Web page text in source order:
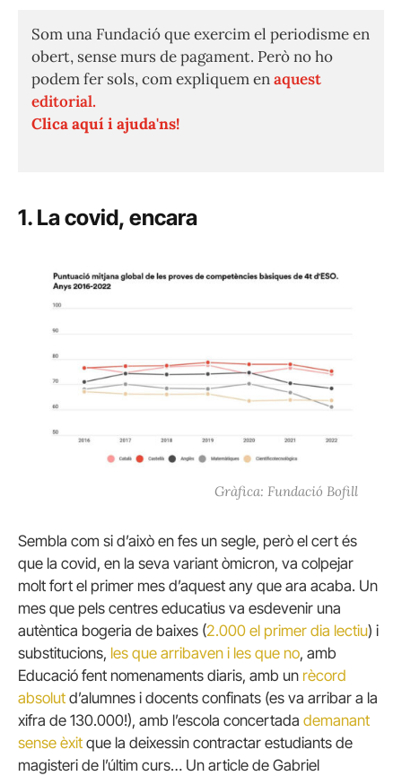
Som una Fundació que exercim el periodisme en
obert, sense murs de pagament. Però no ho
podem fer sols, com expliquem enaquest
editorial.
Clica aquí i ajuda'ns!
1. La covid, encara
Gràfica: Fundació Bofill
Sembla com si d’això en fes un segle, però el cert és
que la covid, en la seva variant òmicron, va colpejar
molt fort el primer mes d’aquest any que ara acaba. Un
mes que pels centres educatius va esdevenir una
autèntica bogeria de baixes (2.000 el primer dia lectiu) i
substitucions, les que arribaven i les que no, amb
Educació fent nomenaments diaris, amb un rècord
absolut d’alumnes i docents confinats (es va arribar a la
xifra de 130.000!), amb l’escola concertada demanant
sense èxit que la deixessin contractar estudiants de
magisteri de l’últim curs… Un article de Gabriel